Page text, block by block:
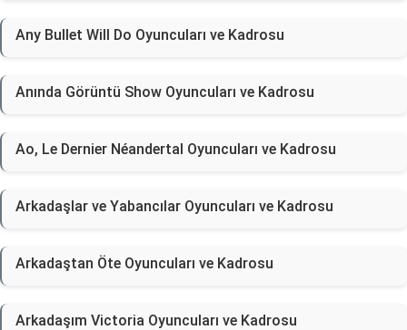
Any Bullet Will Do Oyuncuları ve Kadrosu
Anında Görüntü Show Oyuncuları ve Kadrosu
Ao, Le Dernier Néandertal Oyuncuları ve Kadrosu
Arkadaşlar ve Yabancılar Oyuncuları ve Kadrosu
Arkadaştan Öte Oyuncuları ve Kadrosu
Arkadaşım Victoria Oyuncuları ve Kadrosu